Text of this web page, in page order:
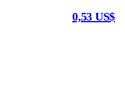
0,53 US$